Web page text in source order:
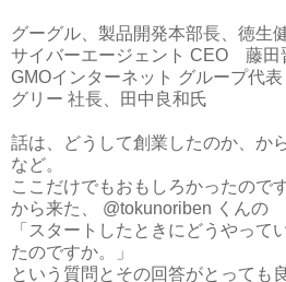
グーグル、製品開発本部長、徳生
サイバーエージェント CEO 藤田
GMOインターネット グループ代
グリー 社長、田中良和氏
話は、どうして創業したのか、か
など。
ここだけでもおもしろかったので
から来た、 @tokunoriben くんの
「スタートしたときにどうやって
たのですか。」
という質問とその回答がとっても